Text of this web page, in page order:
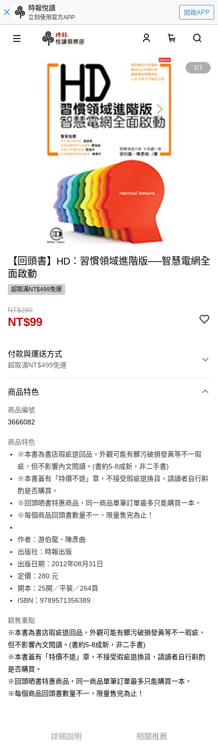
時報悅讀
立刻使用官方APP
開啟APP
1/1
【回頭書】HD：習慣領域進階版──智慧電網全
面啟動
超取滿NT$499免運
NT$280
NT$99
付款與運送方式
超取滿NT$499免運
信用卡一次付款
ATM付款
運送方式
付款後全家取貨
每筆NT$60，滿NT$499(含以上)免運費
付款後7-11取貨
每筆NT$60，滿NT$499(含以上)免運費
宅配
每筆NT$100，滿NT$499(含以上)免運費
商品特色
商品編號
3666082
商品特色
※本書為書店瑕疵退回品，外觀可能有髒污破損發黃等不一瑕
疵，但不影響內文閱讀。(書約5-8成新，非二手書)
※本書蓋有「特價不退」章，不接受瑕疵退換貨，請讀者自行斟
酌是否購買。
※回頭晒書特惠商品，同一商品單筆訂單最多只能購買一本。
※每個商品回頭書數量不一，限量售完為止！
作者：游伯龍、陳彥曲
出版社：時報出版
出版日期：2012年08月31日
定價：280 元
開本：25開／平裝／264頁
ISBN：9789571356389
銷售重點
※本書為書店瑕疵退回品，外觀可能有髒污破損發黃等不一瑕疵，
但不影響內文閱讀。(書約5-8成新，非二手書)
※本書蓋有「特價不退」章，不接受瑕疵退換貨，請讀者自行斟酌
是否購買。
※回頭晒書特惠商品，同一商品單筆訂單最多只能購買一本。
※每個商品回頭書數量不一，限量售完為止！
詳細說明 相關推薦